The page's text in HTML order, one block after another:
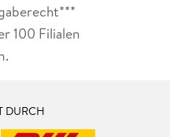
100 Filialen
DURCH